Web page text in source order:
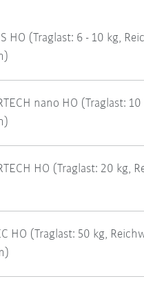
HO (Traglast: 6 - 10 kg,
nano HO (Traglast:
HO (Traglast: 20 kg,
HO (Traglast: 50 kg,